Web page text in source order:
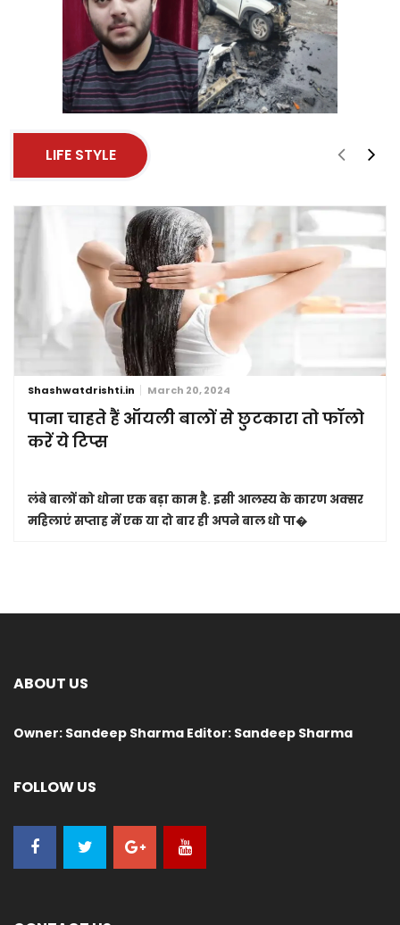
LIFE STYLE
Shashwatdrishti.in March 20, 2024
पाना चाहते हैं ऑयली बालों से छुटकारा तो फॉलो
करें ये टिप्स
लंबे बालों को धोना एक बड़ा काम है. इसी आलस्य के कारण अक्सर
महिलाएं सप्ताह में एक या दो बार ही अपने बाल धो पा�
ABOUT US
Owner: Sandeep Sharma Editor: Sandeep Sharma
FOLLOW US